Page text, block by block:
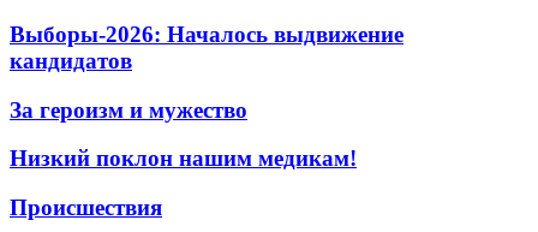
Выборы-2026: Началось выдвижение
кандидатов
За героизм и мужество
Низкий поклон нашим медикам!
Происшествия